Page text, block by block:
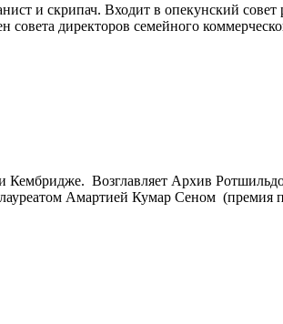
и скрипач. Входит в опекунский совет
директоров семейного
Возглавляет Архив
Амартией Кумар Сеном (премия